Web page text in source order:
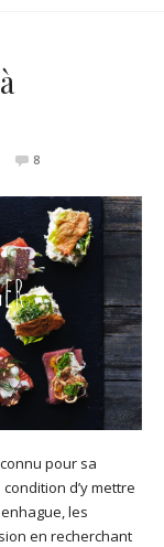
8
pour sa
d’y mettre
les
en recherchant